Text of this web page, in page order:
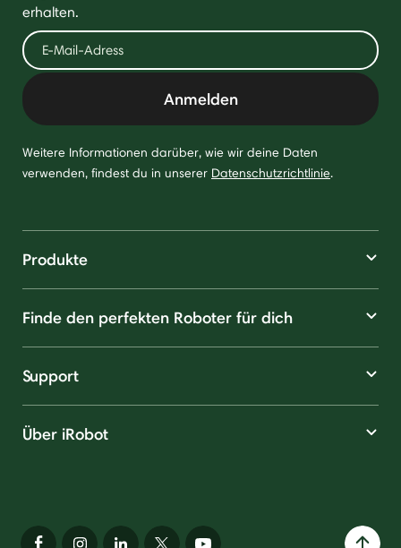
erhalten.
Anmelden
Weitere Informationen darüber, wie wir deine Daten
verwenden, findest du in unserer Datenschutzrichtlinie.
Produkte
Finde den perfekten Roboter für dich
Support
Über iRobot